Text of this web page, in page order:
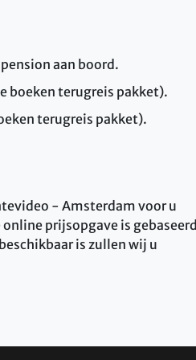
aan boord.
boeken terugreis pakket).
terugreis pakket).
- Amsterdam voor u
prijsopgave is gebaseerd
is zullen wij u